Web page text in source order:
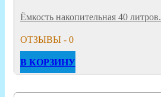
Ёмкость накопительная 40 литров.
ОТЗЫВЫ - 0
В КОРЗИНУ